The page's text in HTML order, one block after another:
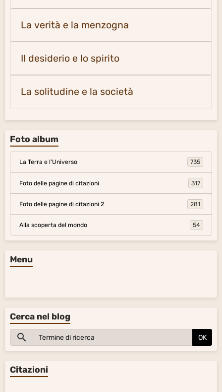
La verità e la menzogna
Il desiderio e lo spirito
La solitudine e la società
Foto album
La Terra e l'Universo 735
Foto delle pagine di citazioni 317
Foto delle pagine di citazioni 2 281
Alla scoperta del mondo 54
Menu
Cerca nel blog
OK
Citazioni